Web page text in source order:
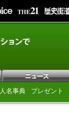
人名事典 プレゼント